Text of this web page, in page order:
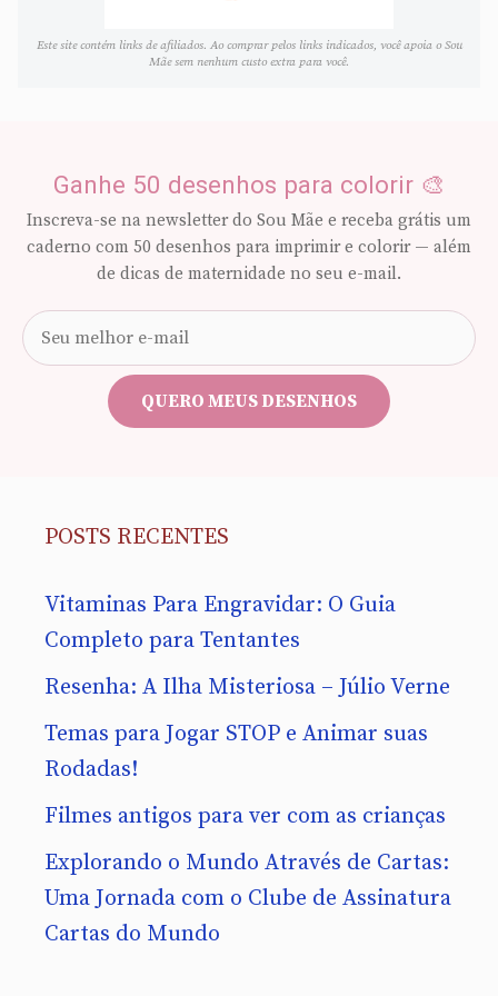
Este site contém links de afiliados. Ao comprar pelos links indicados, você apoia o Sou
Mãe sem nenhum custo extra para você.
Ganhe 50 desenhos para colorir 🎨
Inscreva-se na newsletter do Sou Mãe e receba grátis um
caderno com 50 desenhos para imprimir e colorir — além
de dicas de maternidade no seu e-mail.
e-
mail
QUERO MEUS DESENHOS
POSTS RECENTES
Vitaminas Para Engravidar: O Guia
Completo para Tentantes
Resenha: A Ilha Misteriosa – Júlio Verne
Temas para Jogar STOP e Animar suas
Rodadas!
Filmes antigos para ver com as crianças
Explorando o Mundo Através de Cartas:
Uma Jornada com o Clube de Assinatura
Cartas do Mundo